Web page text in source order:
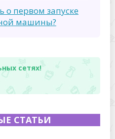
о первом запуске
машины?
сетях!
СТАТЬИ